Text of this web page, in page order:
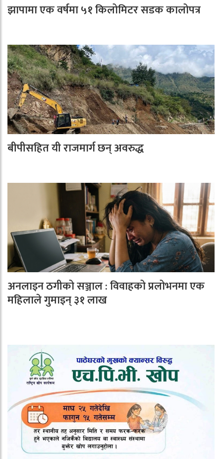
झापामा एक वर्षमा ५१ किलोमिटर सडक कालोपत्र
बीपीसहित यी राजमार्ग छन् अवरुद्ध
अनलाइन ठगीको सञ्जाल : विवाहको प्रलोभनमा एक
महिलाले गुमाइन् ३१ लाख